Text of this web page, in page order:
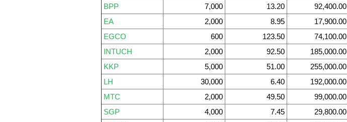
BPP
7,000 13.20
92,400.00
EA
2,000 8.95
17,900.00
EGCO
600 123.50
74,100.00
INTUCH
2,000 92.50
185,000.00
KKP
5,000 51.00
255,000.00
LH
30,000 6.40
192,000.00
MTC
2,000 49.50
99,000.00
SGP
4,000 7.45
29,800.00